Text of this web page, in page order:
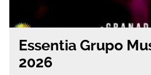
Essentia Grupo
2026